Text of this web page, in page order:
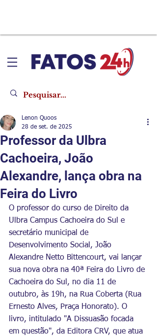
Professor da Ulbra
Cachoeira, João
Alexandre, lança obra na
Feira do Livro
Lenon Quoos
28 de set. de 2025
O professor do curso de Direito da
Ulbra Campus Cachoeira do Sul e
secretário municipal de
Desenvolvimento Social, João
Alexandre Netto Bittencourt, vai lançar
sua nova obra na 40ª Feira do Livro de
Cachoeira do Sul, no dia 11 de
outubro, às 19h, na Rua Coberta (Rua
Ernesto Alves, Praça Honorato). O
livro, intitulado "A Dissuasão focada
em questão", da Editora CRV, que atua